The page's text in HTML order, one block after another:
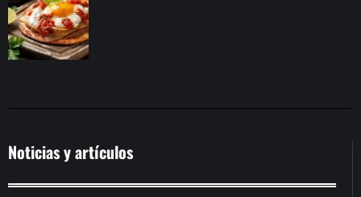
MEXICANO
Noticias y artículos